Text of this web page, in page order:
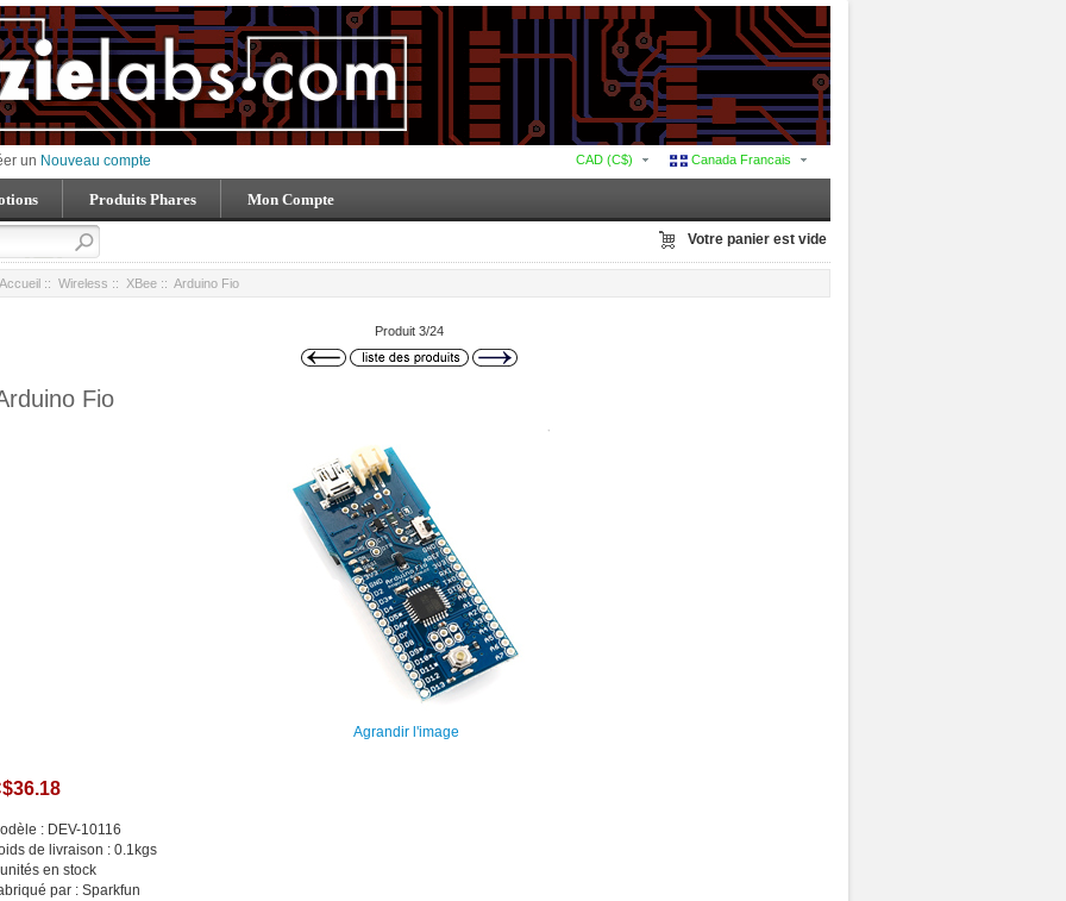
Canada Francais
CAD (C$)
un Nouveau compte
Produits Phares Mon Compte
Votre panier est vide
Accueil :: Wireless :: XBee :: Arduino Fio
Produit 3/24
Fio
Agrandir l'image
: DEV-10116
de livraison : 0.1kgs
en stock
par : Sparkfun